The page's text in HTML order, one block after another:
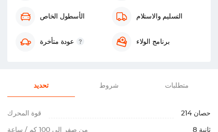
الأسطول الخاص التسليم والاستلام
عودة متأخرة برنامج الولاء
تحديد شروط متطلبات
قوة المحرك 214 حصان
من صفر إلى 100 كم / ساعة 8 ثانية